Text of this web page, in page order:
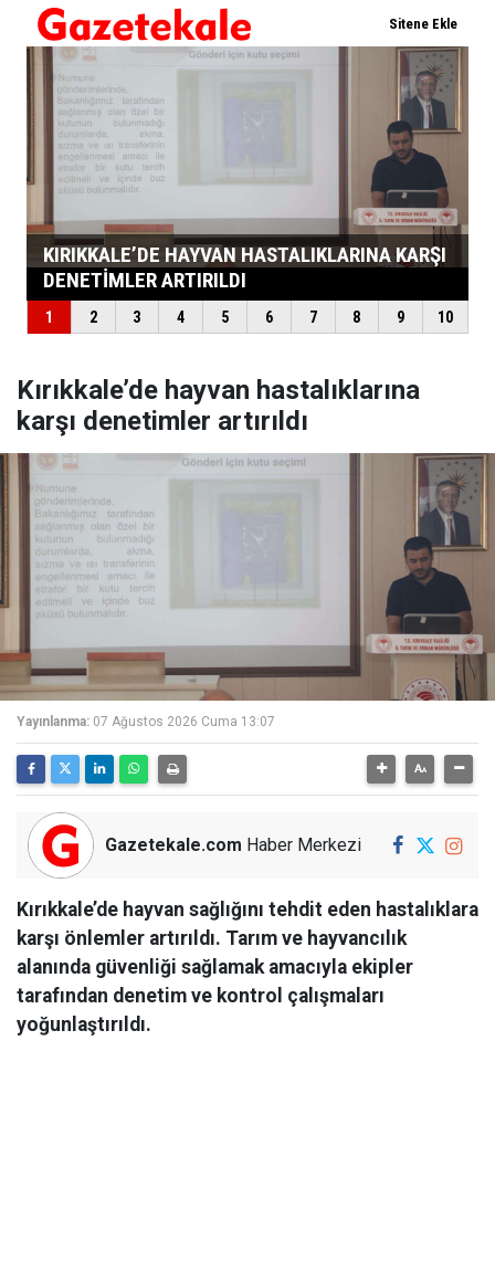
Kırıkkale’de hayvan hastalıklarına
karşı denetimler artırıldı
Yayınlanma: 07 Ağustos 2026 Cuma 13:07
Gazetekale.com Haber Merkezi
Kırıkkale’de hayvan sağlığını tehdit eden hastalıklara
karşı önlemler artırıldı. Tarım ve hayvancılık
alanında güvenliği sağlamak amacıyla ekipler
tarafından denetim ve kontrol çalışmaları
yoğunlaştırıldı.